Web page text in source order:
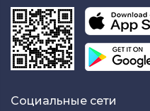
Социальные сети